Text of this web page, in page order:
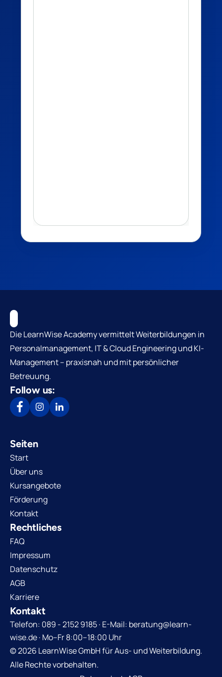
Die LearnWise Academy vermittelt Weiterbildungen in
Personalmanagement, IT & Cloud Engineering und KI-
Management – praxisnah und mit persönlicher
Betreuung.
Follow us:
Seiten
Start
Über uns
Kursangebote
Förderung
Kontakt
Rechtliches
FAQ
Impressum
Datenschutz
AGB
Karriere
Kontakt
Telefon: 089 - 2152 9185 · E-Mail: beratung@learn-
wise.de · Mo–Fr 8:00–18:00 Uhr
© 2026 LearnWise GmbH für Aus- und Weiterbildung.
Alle Rechte vorbehalten.